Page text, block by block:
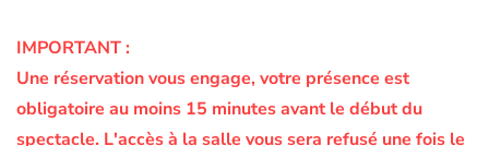
IMPORTANT :
Une réservation vous engage, votre présence est
obligatoire au moins 15 minutes avant le début du
spectacle. L'accès à la salle vous sera refusé une fois le